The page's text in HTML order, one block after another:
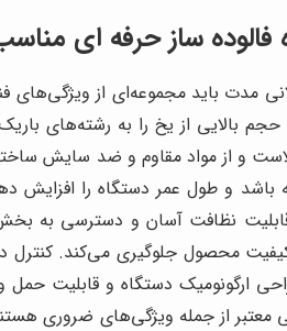
ساز حرفه ای
مدت باید مجموعه‌ای از ویژگی‌های
حجم بالایی از یخ را به
و از مواد مقاوم و ضد سایش
باشد و طول عمر دستگاه را
نظافت آسان و دسترسی به
کیفیت محصول جلوگیری می‌کند.
ارگونومیک دستگاه و قابلیت
از جمله ویژگی‌های ضروری